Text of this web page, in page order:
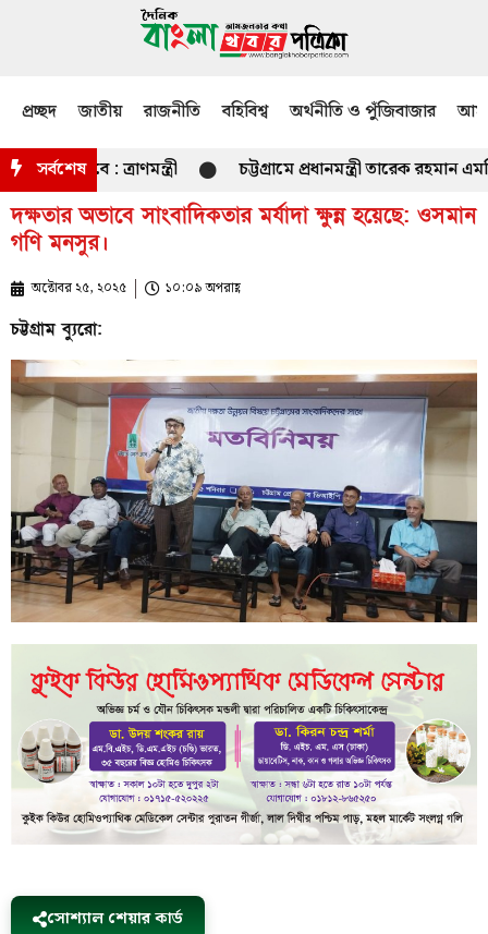
প্রচ্ছদ জাতীয় রাজনীতি বহিবিশ্ব অর্থনীতি ও পুঁজিবাজার
সর্বশেষ
হবে : ত্রাণমন্ত্রী চট্টগ্রামে প্রধানমন্ত্রী তারেক রহমান
দক্ষতার অভাবে সাংবাদিকতার মর্যাদা ক্ষুন্ন হয়েছে: ওসমান
গণি মনসুর।
অক্টোবর ২৫, ২০২৫ ১০:০৯ অপরাহ্ণ
চট্টগ্রাম ব্যুরো:
সোশ্যাল শেয়ার কার্ড